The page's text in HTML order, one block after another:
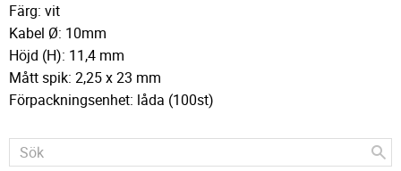
Färg: vit
Kabel Ø: 10mm
Höjd (H): 11,4 mm
Mått spik: 2,25 x 23 mm
Förpackningsenhet: låda (100st)